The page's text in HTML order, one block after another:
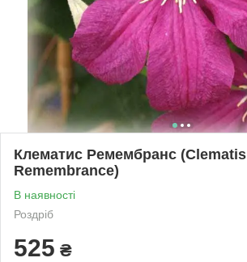
Клематис Ремембранс (Clematis
Remembrance)
В наявності
Роздріб
525 ₴